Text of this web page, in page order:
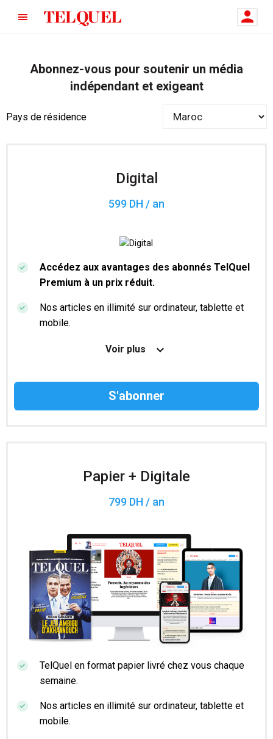
Abonnez-vous pour soutenir un média
indépendant et exigeant
Pays de résidence
Digital
599 DH / an
Accédez aux avantages des abonnés TelQuel
Premium à un prix réduit.
Nos articles en illimité sur ordinateur, tablette et
mobile.
Le magazine TelQuel en numérique avant la sortie
Des informations confidentielles résérvées aux
Voir plus
Papier + Digitale
799 DH / an
TelQuel en format papier livré chez vous chaque
semaine.
Nos articles en illimité sur ordinateur, tablette et
mobile.